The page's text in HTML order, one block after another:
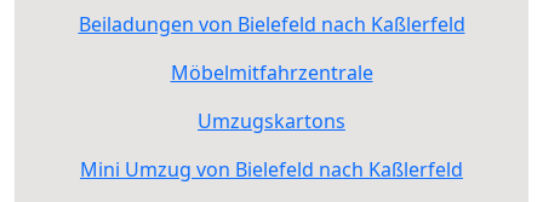
Beiladungen von Bielefeld nach Kaßlerfeld
Möbelmitfahrzentrale
Umzugskartons
Mini Umzug von Bielefeld nach Kaßlerfeld